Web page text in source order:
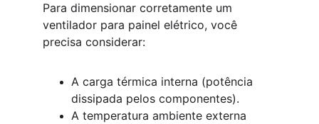
Para dimensionar corretamente um
ventilador para painel elétrico, você
precisa considerar:
A carga térmica interna (potência
dissipada pelos componentes).
A temperatura ambiente externa